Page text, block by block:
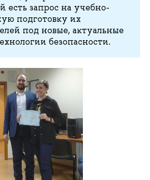
есть запрос на учебно-
подготовку их
под новые, актуальные
безопасности.